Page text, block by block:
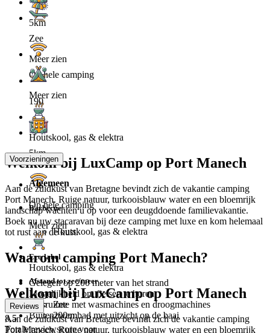
5km
Op hele camping
Meer zien
Houtskool, gas & elektra
Welkom bij LuxCamp op Port Manech
Aan de zuidkust van Bretagne bevindt zich de vakantie camping
Port Manech. Ruige natuur, turkooisblauw water en een bloemrijk
landschap wachten u op voor een deugddoende familievakantie.
Boek nu uw stacaravan bij deze camping met luxe en kom helemaal
tot rust aan de kust.
Waarom camping Port Manech?
Gelegen op 200 meter van het strand
Mogelijkheid om fietsen te huren
Wasruimte met wasmachines en droogmachines
Buitenzwembad met uitzicht op de baai
Zee
Meer zien
190
5km
Op hele camping
Meer zien
Houtskool, gas & elektra
Welkom bij LuxCamp op Port Manech
Aan de zuidkust van Bretagne bevindt zich de vakantie camping
Port Manech. Ruige natuur, turkooisblauw water en een bloemrijk
Voorzieningen
Algemeen
Barbecue
Houtskool, gas & elektra
Eco label
Afstand tot zee/meer
Zee
200m
Reviews
8.5
Totale reviewscore voor